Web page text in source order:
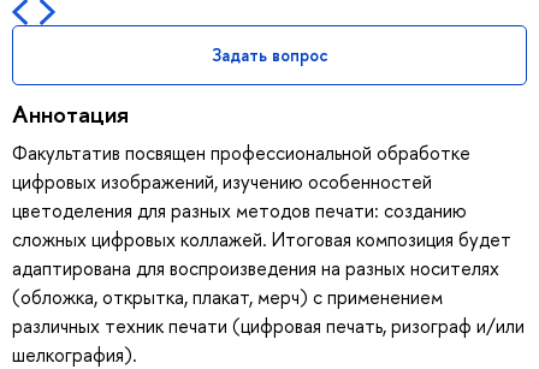
Задать вопрос
Аннотация
Факультатив посвящен профессиональной обработке
цифровых изображений, изучению особенностей
цветоделения для разных методов печати: созданию
сложных цифровых коллажей. Итоговая композиция будет
адаптирована для воспроизведения на разных носителях
(обложка, открытка, плакат, мерч) с применением
различных техник печати (цифровая печать, ризограф и/или
шелкография).